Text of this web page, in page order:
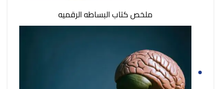
ملخص كتاب البساطه الرقميه